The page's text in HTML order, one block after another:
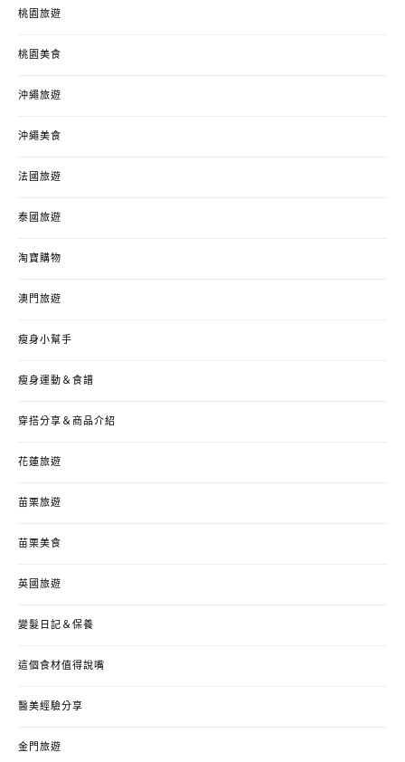
桃園旅遊
桃園美食
沖繩旅遊
沖繩美食
法國旅遊
泰國旅遊
淘寶購物
澳門旅遊
瘦身小幫手
瘦身運動＆食譜
穿搭分享＆商品介紹
花蓮旅遊
苗栗旅遊
苗栗美食
英國旅遊
變髮日記＆保養
這個食材值得說嘴
醫美經驗分享
金門旅遊